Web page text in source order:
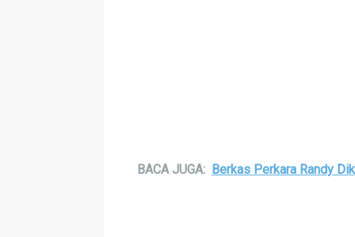
BACA JUGA: Berkas Perkara Randy